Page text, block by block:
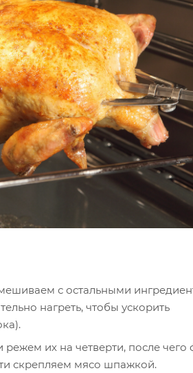
с остальными
нагреть, чтобы ускорить
их на четверти, после
скрепляем мясо шпажкой.